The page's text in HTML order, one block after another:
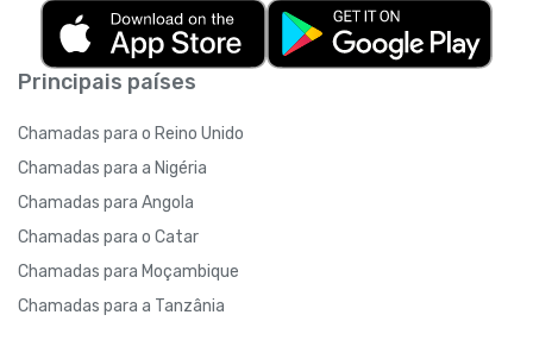
Principais países
Chamadas para o Reino Unido
Chamadas para a Nigéria
Chamadas para Angola
Chamadas para o Catar
Chamadas para Moçambique
Chamadas para a Tanzânia